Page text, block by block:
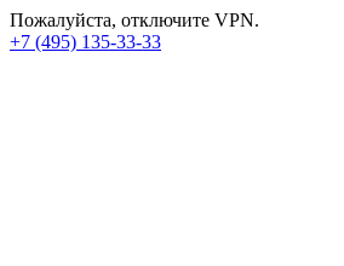
Пожалуйста, отключите VPN.
+7 (495) 135-33-33